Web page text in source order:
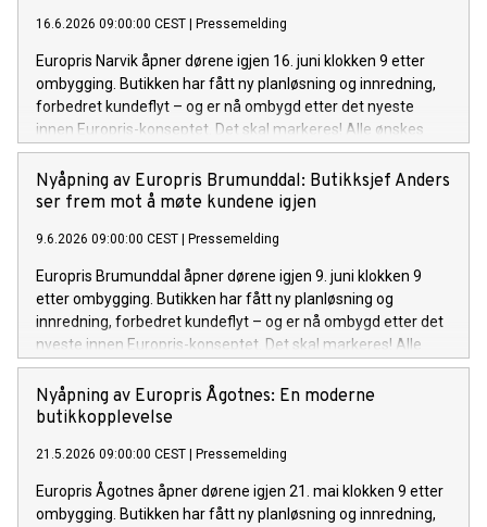
16.6.2026 09:00:00 CEST Pressemelding
Europris Narvik åpner dørene igjen 16. juni klokken 9 etter
ombygging. Butikken har fått ny planløsning og innredning,
forbedret kundeflyt – og er nå ombygd etter det nyeste
innen Europris-konseptet. Det skal markeres! Alle ønskes
velkommen til å bli med og feire. Det bys på kaffe, kaker,
gode tilbud – og ikke minst goodiebags til de 100 første
betalende kundene.
Nyåpning av Europris Brumunddal: Butikksjef Anders
ser frem mot å møte kundene igjen
9.6.2026 09:00:00 CEST Pressemelding
Europris Brumunddal åpner dørene igjen 9. juni klokken 9
etter ombygging. Butikken har fått ny planløsning og
innredning, forbedret kundeflyt – og er nå ombygd etter det
nyeste innen Europris-konseptet. Det skal markeres! Alle
ønskes velkommen til å bli med og feire. Det bys på gode
tilbud – og ikke minst goodiebags til de 100 første betalende
kundene.
Nyåpning av Europris Ågotnes: En moderne
butikkopplevelse
21.5.2026 09:00:00 CEST Pressemelding
Europris Ågotnes åpner dørene igjen 21. mai klokken 9 etter
ombygging. Butikken har fått ny planløsning og innredning,